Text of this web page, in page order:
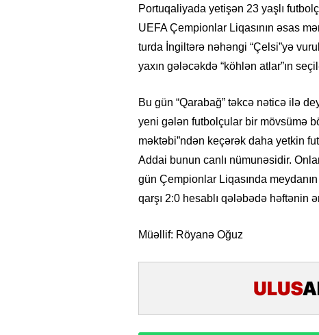
Portuqaliyada yetişən 23 yaşlı
UEFA Çempionlar Liqasının əsas
turda İngiltərə nəhəngi “Çelsi”yə
yaxın gələcəkdə “köhlən atlar”ın
Bu gün “Qarabağ” təkcə nəticə ilə
yeni gələn futbolçular bir mövsümə
məktəbi”ndən keçərək daha yetkin
Addai bunun canlı nümunəsidir.
gün Çempionlar Liqasında
qarşı 2:0 hesablı qələbədə həftənin
Müəllif: Röyanə Oğuz
14.05.2026- 10:58 348
“ABŞ və Qərb Çinin daha da
istəmir”- VİDEO